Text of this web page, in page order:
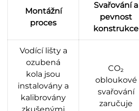
Montážní
proces
Svařování a
pevnost
konstrukce
Vodící lišty a
ozubená
kola jsou
instalovány a
kalibrovány
CO₂
obloukové
svařování
zaručuje